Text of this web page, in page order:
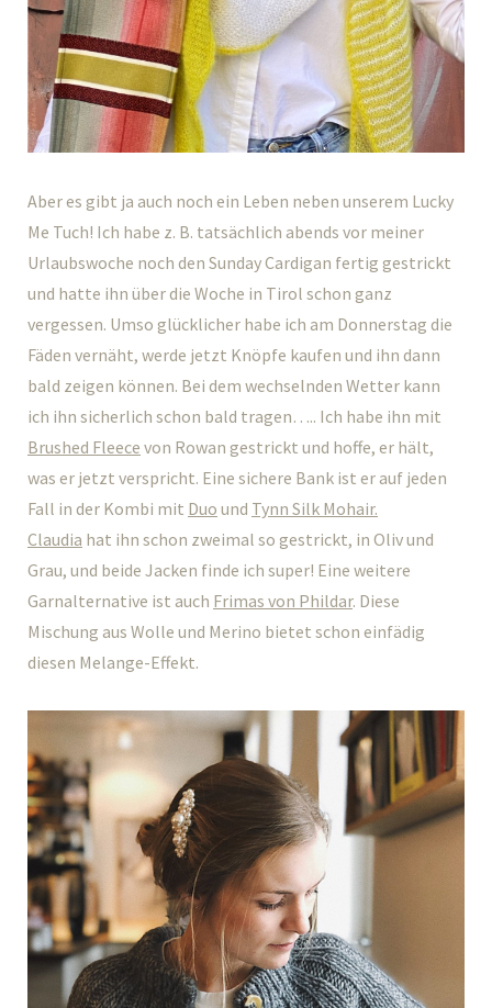
Aber es gibt ja auch noch ein Leben neben unserem Lucky
Me Tuch! Ich habe z. B. tatsächlich abends vor meiner
Urlaubswoche noch den Sunday Cardigan fertig gestrickt
und hatte ihn über die Woche in Tirol schon ganz
vergessen. Umso glücklicher habe ich am Donnerstag die
Fäden vernäht, werde jetzt Knöpfe kaufen und ihn dann
bald zeigen können. Bei dem wechselnden Wetter kann
ich ihn sicherlich schon bald tragen….. Ich habe ihn mit
Brushed Fleece von Rowan gestrickt und hoffe, er hält,
was er jetzt verspricht. Eine sichere Bank ist er auf jeden
Fall in der Kombi mit Duo und Tynn Silk Mohair.
Claudia hat ihn schon zweimal so gestrickt, in Oliv und
Grau, und beide Jacken finde ich super! Eine weitere
Garnalternative ist auch Frimas von Phildar. Diese
Mischung aus Wolle und Merino bietet schon einfädig
diesen Melange-Effekt.